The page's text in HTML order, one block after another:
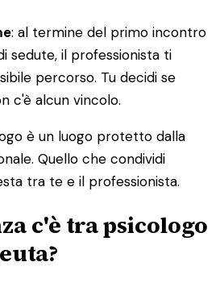
: al termine del primo incontro
sedute, il professionista ti
percorso. Tu decidi se
c'è alcun vincolo.
è un luogo protetto dalla
Quello che condividi
tra te e il professionista.
c'è tra psicologo